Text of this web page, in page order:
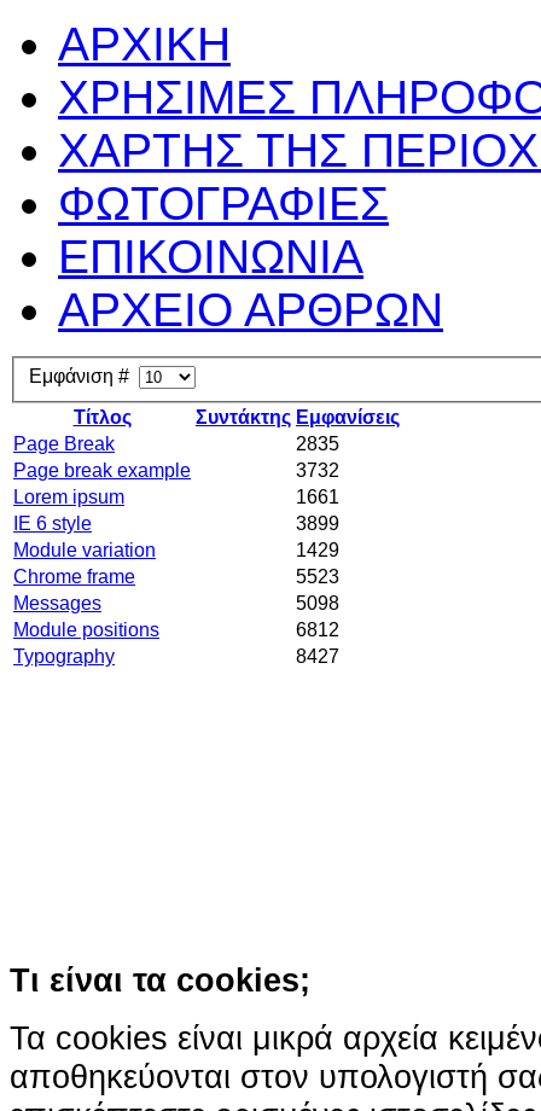
ΑΡΧΙΚΗ
ΧΡΗΣΙΜΕΣ
ΧΑΡΤΗΣ ΤΗΣ
ΦΩΤΟΓΡΑΦΙΕΣ
ΕΠΙΚΟΙΝΩΝΙΑ
ΑΡΧΕΙΟ ΑΡΘΡΩΝ
Εμφάνιση #
Τίτλος
Συντάκτης Εμφανίσεις
Page Break
2835
Page break example
3732
Lorem ipsum
1661
IE 6 style
3899
Module variation
1429
Chrome frame
5523
Messages
5098
Module positions
6812
Typography
8427
Τι είναι τα cookies;
Τα cookies είναι μικρά αρχεία
αποθηκεύονται στον υπολογιστή